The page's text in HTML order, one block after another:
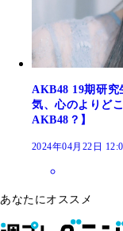
AKB48 19期研究
気、心のよりど
AKB48？】
2024年04月22日
あなたにオススメ